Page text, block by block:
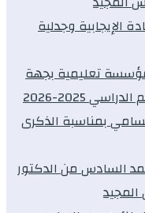
الإيجابية وجدلية
نوفل كديلي يتفقد 39 مؤسسة تعليمية بجهة
2025-2026
بمناسبة الذكرى
السادس من الدكتور